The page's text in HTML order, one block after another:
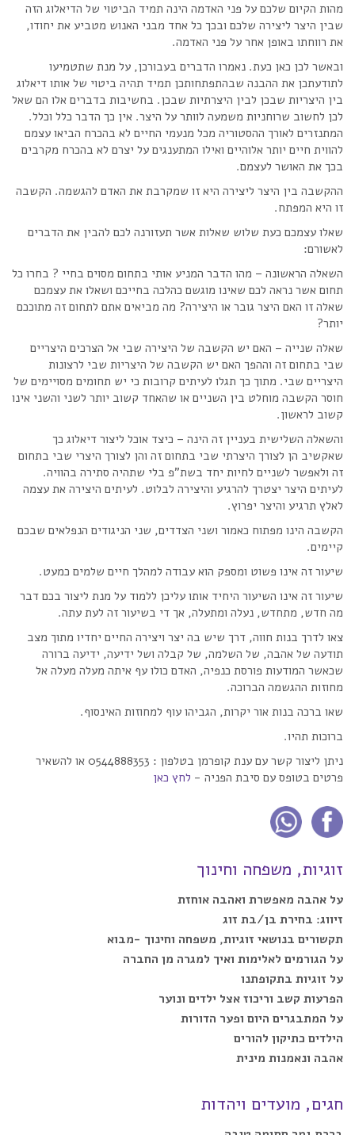
מהות הקיום שלכם על פני האדמה הינה תמיד הביטוי של הדיאלוג הזה
שבין היצר ליצירה שלכם ובכך כל אחד מבני האנוש מטביע את יחודו,
את רווחתו באופן אחר על פני האדמה.
ובאשר לכן כאן כעת. נאמרו הדברים בעבורכן, על מנת שתטמיעו
לתודעתכן את ההבנה שבהתפתחותכן תמיד תהיה ביטוי של אותו דיאלוג
בין היצריות שבכן לבין היצרתיות שבכן. בחשיבות בדברים אלו הם שאל
לכן לחשוב שרוחניות משמעה לוותר על היצר. אין כך הדבר כלל וכלל.
המתנזרים לאורך ההסטוריה מכל מנעמי החיים לא בהכרח הביאו עצמם
להווית חיים יותר אלוהיים ואילו המתענגים על יצרם לא בהכרח מקרבים
בכך את האושר לעצמם.
ההקשבה בין היצר ליצירה היא זו שמקרבת את האדם להגשמה. הקשבה
זו היא המפתח.
שאלו עצמכם כעת שלוש שאלות אשר תעזורנה לכם להבין את הדברים
לאשורם:
השאלה הראשונה – מהו הדבר המניע אותי בתחום מסוים בחיי ? בחרו כל
תחום אשר נראה לכם שאינו מוגשם כהלכה בחייכם ושאלו את עצמכם
שאלה זו האם היצר גובר או היצירה? מה מביאים אתם לתחום זה מתוככם
יותר?
שאלה שנייה – האם יש הקשבה של היצירה שבי אל הצרכים היצריים
שבי בתחום זה וההפך האם יש הקשבה של היצריות שבי לרצונות
היצריים שבי. מתוך כך תגלו לעיתים קרובות כי יש תחומים מסויימים של
חוסר הקשבה מוחלט בין השניים או שהאחד קשוב יותר לשני והשני אינו
קשוב לראשון.
והשאלה השלישית בעניין זה הינה – כיצד אוכל ליצור דיאלוג כך
שאקשיב הן לצורך היצרתי שבי בתחום זה והן לצורך היצרי שבי בתחום
זה ולאפשר לשניים לחיות יחד בשת”פ בלי שתהיה סתירה בהוויה.
לעיתים היצר יצטרך להרגיע והיצירה לבלוט. לעיתים היצירה את עצמה
לאלץ תרגיע והיצר יפרוץ.
הקשבה הינו מפתוח כאמור ושני הצדדים, שני הניגודים הנפלאים שבכם
קיימים.
שיעור זה אינו פשוט ומספק הוא עבודה למהלך חיים שלמים כמעט.
שיעור זה אינו השיעור היחיד אותו עליכן ללמוד על מנת ליצור בכם דבר
מה חדש, מתחדש, נעלה ומתעלה, אך די בשיעור זה לעת עתה.
צאו לדרך בנות חווה, דרך שיש בה יצר ויצירה החיים יחדיו מתוך מצב
תודעה של אהבה, של השלמה, של קבלה ושל ידיעה, ידיעה ברורה
שכאשר המודעות פורסת כנפיה, האדם כולו עף איתה מעלה מעלה אל
מחוזות ההגשמה הברוכה.
שאו ברכה בנות אור יקרות, הגביהו עוף למחוזות האינסוף.
ברוכות תהיו.
ניתן ליצור קשר עם ענת קופרמן בטלפון : 0544888353 או להשאיר
פרטים בטופס עם סיבת הפניה - לחץ כאן
זוגיות, משפחה וחינוך
על אהבה מאפשרת ואהבה אוחזת
זיווג: בחירת בן/בת זוג
תקשורים בנושאי זוגיות, משפחה וחינוך -מבוא
על הגורמים לאלימות ואיך למגרה מן החברה
על זוגיות בתקופתנו
הפרעות קשב וריכוז אצל ילדים ונוער
על המתבגרים היום ופער הדורות
הילדים כתיקון להורים
אהבה ונאמנות מינית
חגים, מועדים ויהדות